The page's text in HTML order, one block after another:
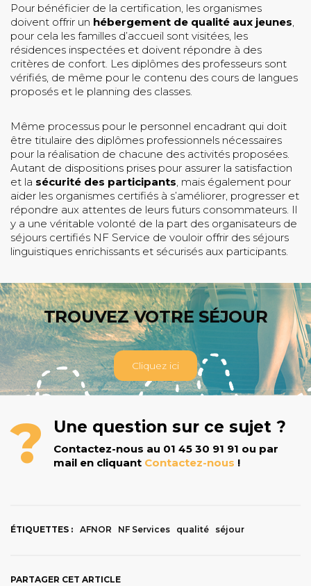
Pour bénéficier de la certification, les organismes
doivent offrir un hébergement de qualité aux jeunes
pour cela les familles d’accueil sont visitées, les
résidences inspectées et doivent répondre à des
critères de confort. Les diplômes des professeurs sont
vérifiés, de même pour le contenu des cours de langues
proposés et le planning des classes.
Même processus pour le personnel encadrant qui doit
être titulaire des diplômes professionnels nécessaires
pour la réalisation de chacune des activités proposées.
Autant de dispositions prises pour assurer la satisfaction
et la sécurité des participants , mais également pour
aider les organismes certifiés à s’améliorer, progresser et
répondre aux attentes de leurs futurs consommateurs. Il
y a une véritable volonté de la part des organisateurs de
séjours certifiés NF Service de vouloir offrir des séjours
linguistiques enrichissants et sécurisés aux participants.
TROUVEZ VOTRE SÉJOUR
Cliquez ici
Une question sur ce sujet ?
Contactez-nous au 01 45 30 91 91 ou par
mail en cliquant Contactez-nous !
ÉTIQUETTES : AFNOR NF Services qualité séjour
PARTAGER CET ARTICLE